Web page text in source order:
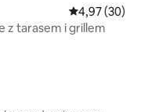
Średnia
4,97 (30)
z tarasem i grillem